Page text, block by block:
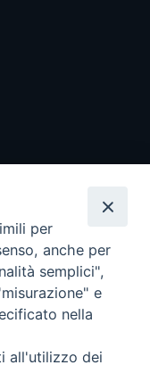
riservati - Vita
per
anche per
semplici",
e
nella
all'utilizzo dei